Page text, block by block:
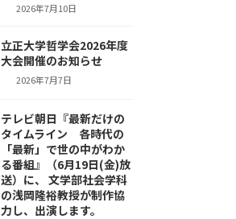
2026年7月10日
立正大学哲学会2026年度
大会開催のお知らせ
2026年7月7日
テレビ朝日『最新だけの
タイムライン 各時代の
「最新」で世の中がわか
る番組』（6月19日(金)放
送）に、 文学部社会学科
の浅岡隆裕教授が制作協
力し、出演します。